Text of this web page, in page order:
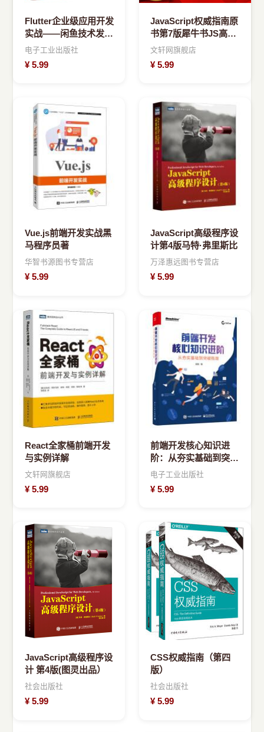
Flutter企业级应用开发
实战——闲鱼技术发展
与创新
电子工业出版社
¥ 5.99
JavaScript权威指南原
书第7版犀牛书JS高级
程序设计
文轩网旗舰店
¥ 5.99
Vue.js前端开发实战黑
马程序员著
华智书源图书专营店
¥ 5.99
JavaScript高级程序设
计第4版马特·弗里斯比
万泽惠远图书专营店
¥ 5.99
React全家桶前端开发
与实例详解
文轩网旗舰店
¥ 5.99
前端开发核心知识进
阶：从夯实基础到突破
瓶颈
电子工业出版社
¥ 5.99
JavaScript高级程序设
计 第4版(图灵出品）
社会出版社
¥ 5.99
CSS权威指南（第四
版）
社会出版社
¥ 5.99